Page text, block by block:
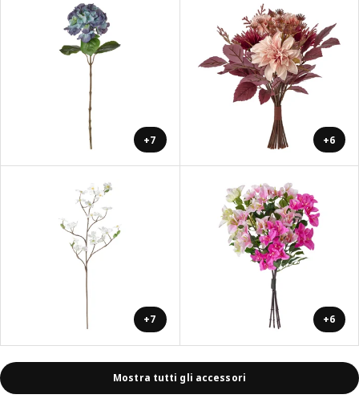
+7 +6
+7 +6
Mostra tutti gli accessori